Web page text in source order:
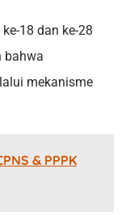
18 dan ke-28
bahwa
mekanisme
& PPPK